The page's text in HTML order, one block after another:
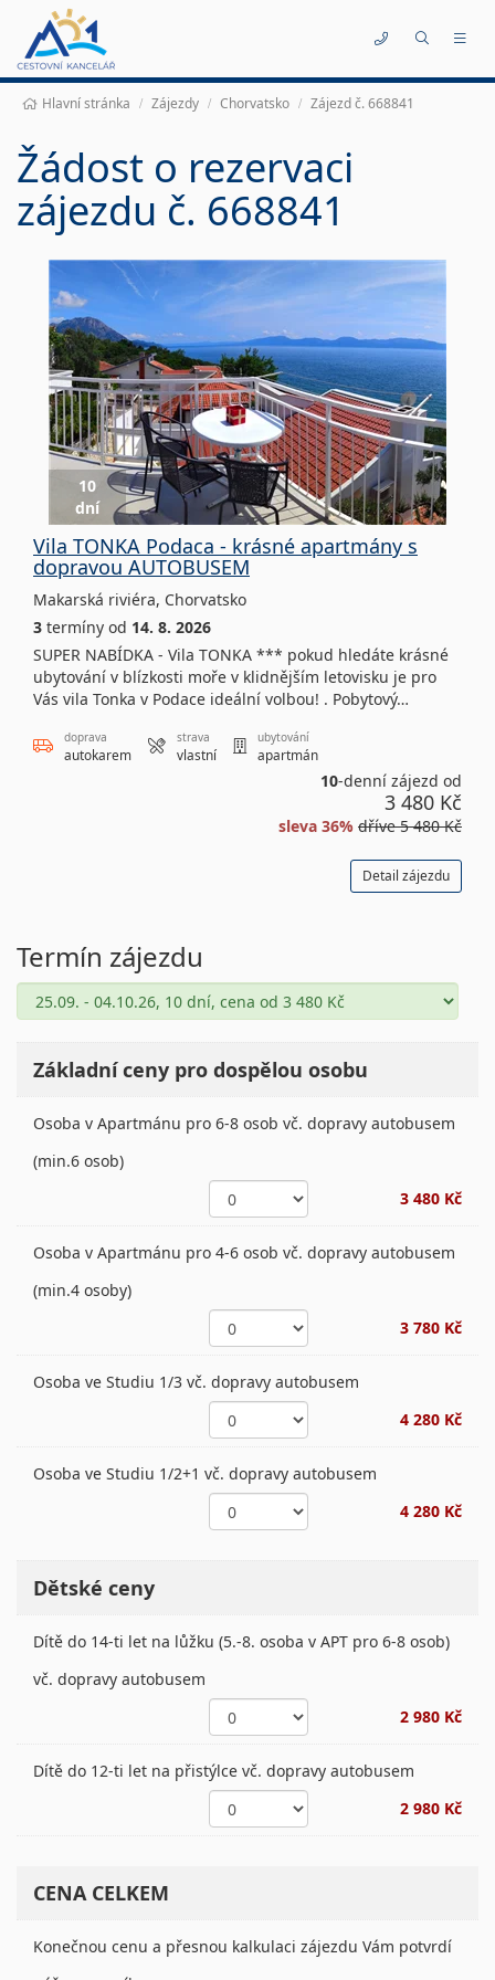
Kontakty
Hlavní stránka Zájezdy Chorvatsko Zájezd č. 668841
Žádost o rezervaci
zájezdu č. 668841
10
dní
Vila TONKA Podaca - krásné apartmány s
dopravou AUTOBUSEM
Makarská riviéra, Chorvatsko
3 termíny od 14. 8. 2026
SUPER NABÍDKA - Vila TONKA *** pokud hledáte krásné
ubytování v blízkosti moře v klidnějším letovisku je pro
Vás vila Tonka v Podace ideální volbou! . Pobytový…
doprava
autokarem
strava
vlastní
ubytování
apartmán
10-denní zájezd od
3 480 Kč
sleva 36% dříve5 480 Kč
Detail zájezdu
Termín zájezdu
Základní ceny pro dospělou osobu
Osoba v Apartmánu pro 6-8 osob vč. dopravy autobusem
(min.6 osob)
3 480 Kč
Osoba v Apartmánu pro 4-6 osob vč. dopravy autobusem
(min.4 osoby)
3 780 Kč
Osoba ve Studiu 1/3 vč. dopravy autobusem
4 280 Kč
Osoba ve Studiu 1/2+1 vč. dopravy autobusem
4 280 Kč
Dětské ceny
Dítě do 14-ti let na lůžku (5.-8. osoba v APT pro 6-8 osob)
vč. dopravy autobusem
2 980 Kč
Dítě do 12-ti let na přistýlce vč. dopravy autobusem
2 980 Kč
CENA CELKEM
Konečnou cenu a přesnou kalkulaci zájezdu Vám potvrdí